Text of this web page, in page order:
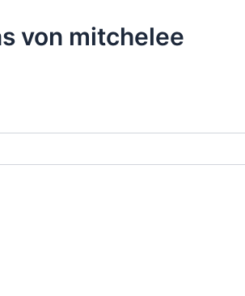
von mitchelee